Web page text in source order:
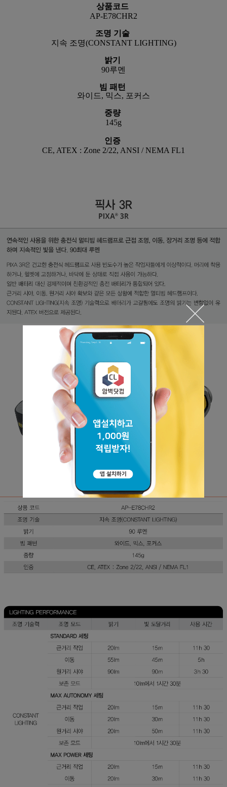
상품코드
AP-E78CHR2
조명 기술
지속 조명(CONSTANT LIGHTING)
밝기
90루멘
빔 패턴
와이드, 믹스, 포커스
중량
145g
인증
CE, ATEX : Zone 2/22, ANSI / NEMA FL1